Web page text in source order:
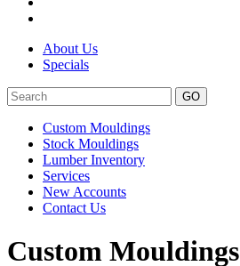
About Us
Specials
Search
Custom Mouldings
Stock Mouldings
Lumber Inventory
Services
New Accounts
Contact Us
Custom Mouldings